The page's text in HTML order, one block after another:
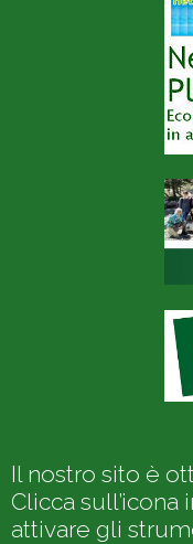
Il nostro sito è
Clicca sull’icona
attivare gli